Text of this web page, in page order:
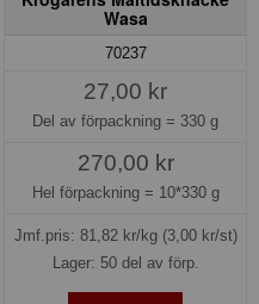
Wasa
70237
27,00 kr
Del av förpackning = 330 g
270,00 kr
Hel förpackning = 10*330 g
Jmf.pris: 81,82kr/kg (3,00 kr/st)
Lager: 50 del av förp.